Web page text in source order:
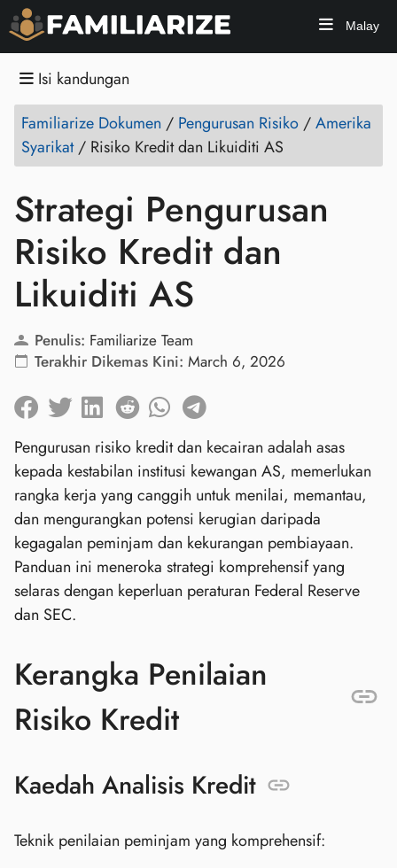
Malay
Isi kandungan
Familiarize Dokumen / Pengurusan Risiko /Amerika
Syarikat/ Risiko Kredit dan Likuiditi AS
Strategi Pengurusan
Risiko Kredit dan
Likuiditi AS
Penulis: Familiarize Team
Terakhir Dikemas Kini: March 6, 2026
Pengurusan risiko kredit dan kecairan adalah asas
kepada kestabilan institusi kewangan AS, memerlukan
rangka kerja yang canggih untuk menilai, memantau,
dan mengurangkan potensi kerugian daripada
kegagalan peminjam dan kekurangan pembiayaan.
Panduan ini meneroka strategi komprehensif yang
selaras dengan keperluan peraturan Federal Reserve
dan SEC.
Kerangka Penilaian
Risiko Kredit
Kaedah Analisis Kredit
Teknik penilaian peminjam yang komprehensif: